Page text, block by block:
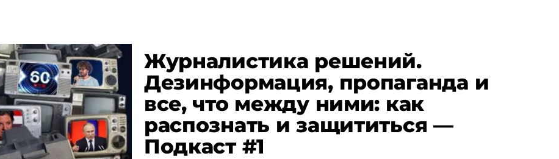
Журналистика решений.
Дезинформация, пропаганда и
все, что между ними: как
распознать и защититься —
Подкаст #1